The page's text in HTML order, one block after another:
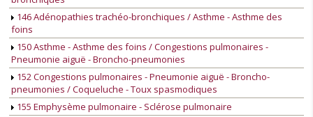
146 Adénopathies trachéo-bronchiques / Asthme - Asthme des
foins
150 Asthme - Asthme des foins / Congestions pulmonaires -
Pneumonie aiguë - Broncho-pneumonies
152 Congestions pulmonaires - Pneumonie aiguë - Broncho-
pneumonies / Coqueluche - Toux spasmodiques
155 Emphysème pulmonaire - Sclérose pulmonaire